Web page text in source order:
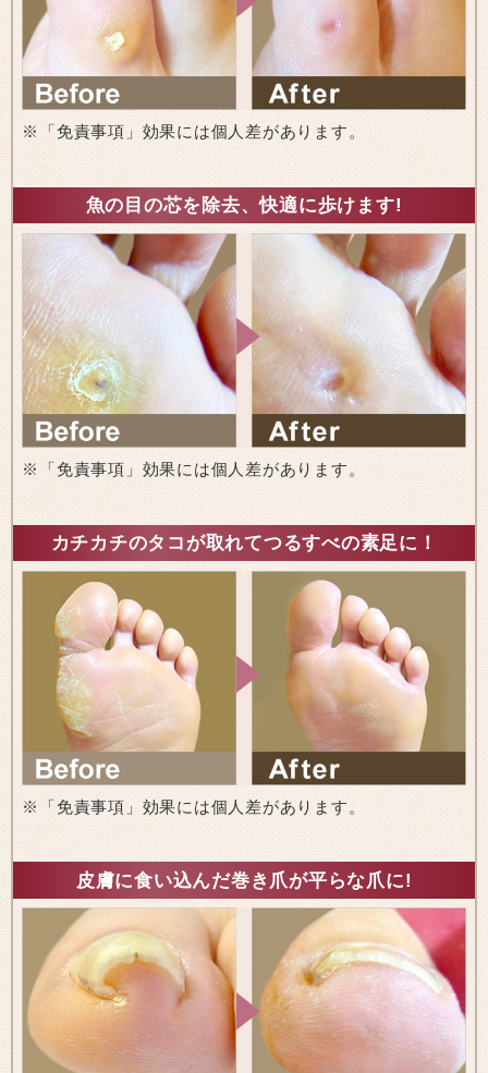
※「免責事項」効果には個人差があります。
魚の目の芯を除去、快適に歩けます!
※「免責事項」効果には個人差があります。
カチカチのタコが取れてつるすべの素足に！
※「免責事項」効果には個人差があります。
皮膚に食い込んだ巻き爪が平らな爪に!